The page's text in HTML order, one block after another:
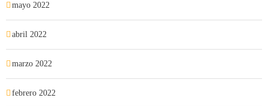
mayo 2022
abril 2022
marzo 2022
febrero 2022